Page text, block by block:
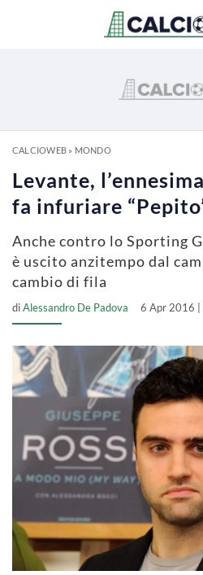
CALCIOWEB» MONDO
Levante,
fa infuriare
Anche contro lo Sporting
è uscito anzitempo dal
cambio di fila
diAlessandro De Padova 6 Apr 2016